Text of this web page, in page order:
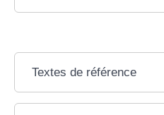
Textes de référence